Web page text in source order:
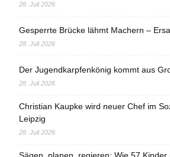
28. Juli 2026
Gesperrte Brücke lähmt Machern –
28. Juli 2026
Der Jugendkarpfenkönig kommt aus
28. Juli 2026
Christian Kaupke wird neuer Chef im
Leipzig
28. Juli 2026